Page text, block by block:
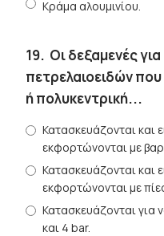
Κράμα αλουμινίου.
19. Οι δεξαμενές
πετρελαιοειδών που
ή πολυκεντρική...
Κατασκευάζονται και
εκφορτώνονται με
Κατασκευάζονται και
εκφορτώνονται με
Κατασκευάζονται για
και 4 bar.